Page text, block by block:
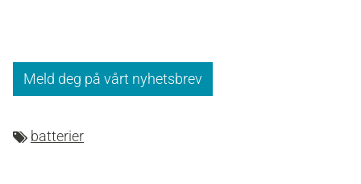
Meld deg på vårt nyhetsbrev
batterier